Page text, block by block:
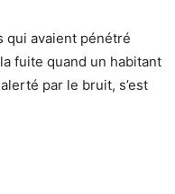
qui avaient pénétré
fuite quand un habitant
par le bruit, s’est